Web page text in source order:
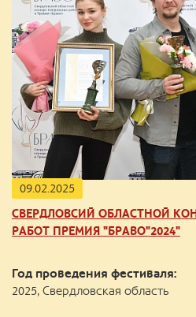
09.02.2025
СВЕРДЛОВСИЙ ОБЛАСТНОЙ
РАБОТ ПРЕМИЯ "БРАВО"2024"
Год проведения фестиваля:
2025, Свердловская область